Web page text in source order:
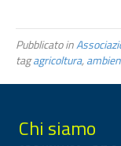
Pubblicato in
tagagricoltura,
Chi siamo